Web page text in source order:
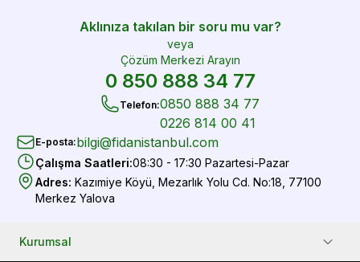
Aklınıza takılan bir soru mu var?
veya
Çözüm Merkezi Arayın
0 850 888 34 77
Telefon:0850 888 34 77
0226 814 00 41
E-posta:bilgi@fidanistanbul.com
Çalışma Saatleri:08:30 - 17:30 Pazartesi-Pazar
Adres: Kazımiye Köyü, Mezarlık Yolu Cd. No:18, 77100
Merkez Yalova
Kurumsal